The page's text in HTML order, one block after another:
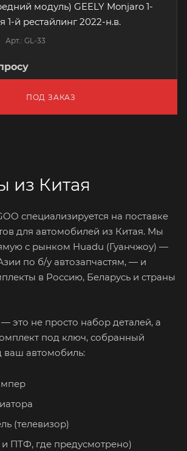
модуль) GEELY Monjaro 1-
1-й рестайлинг 2022-н.в.
Арт.: GL-33
ПОД ЗАКАЗ
из Китая
специализируется на поставке
для автомобилей из Китая. Мы
с рынком Huadu (Гуанчжоу) —
по б/у автозапчастям, — и
в Россию, Беларусь и страны
это не просто набор деталей, а
под ключ, собранный
ваш автомобиль:
(телевизор)
ПТФ, где предусмотрено)